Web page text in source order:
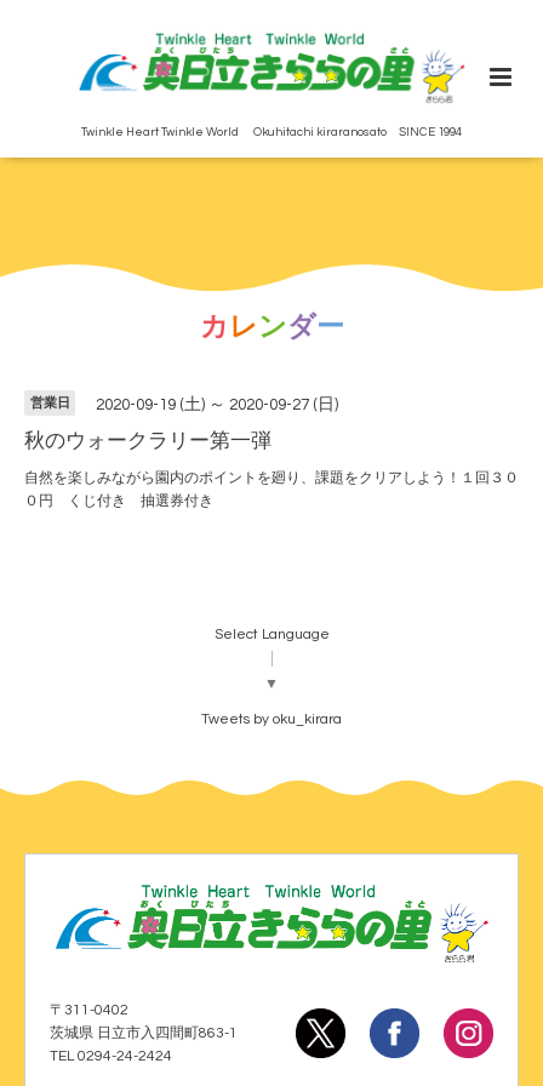
Twinkle Heart Twinkle World Okuhitachi kiraranosato SINCE 1994
カ レンダー
営業日 2020-09-19 (土) ～ 2020-09-27 (日)
秋のウォークラリー第一弾
自然を楽しみながら園内のポイントを廻り、課題をクリアしよう！１回３０
０円 くじ付き 抽選券付き
Select Language
▼
Tweets by oku_kirara
〒311-0402
茨城県 日立市入四間町863-1
TEL 0294-24-2424